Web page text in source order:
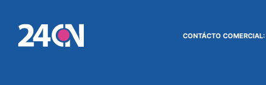
CONTÁCTO COMERCIAL: